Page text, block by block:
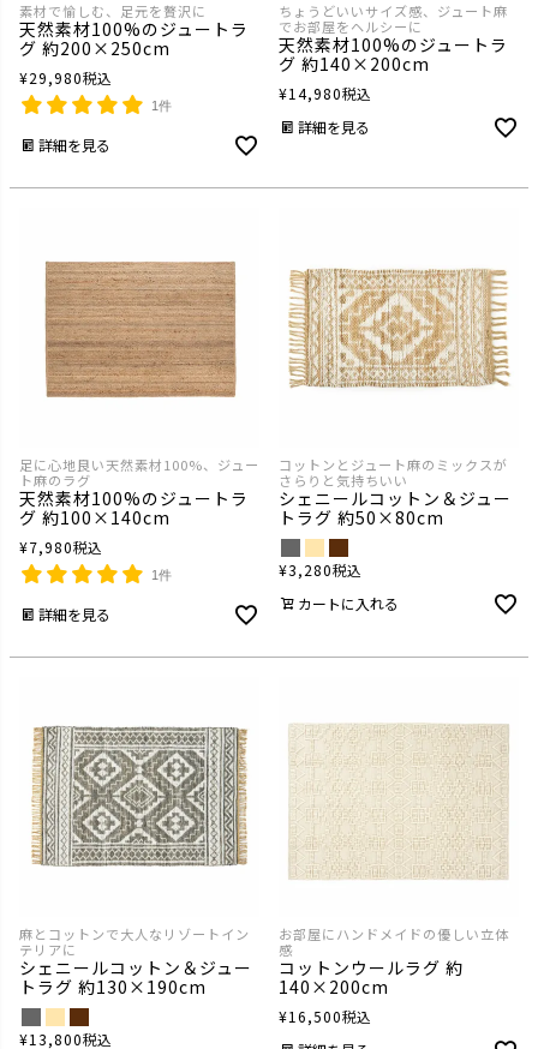
素材で愉しむ、足元を贅沢に
天然素材100%のジュートラ
グ 約200×250cm
¥29,980税込
1件
詳細を見る
ちょうどいいサイズ感、ジュート麻
でお部屋をヘルシーに
天然素材100%のジュートラ
グ 約140×200cm
¥14,980税込
詳細を見る
足に心地良い天然素材100%、ジュー
ト麻のラグ
天然素材100%のジュートラ
グ 約100×140cm
¥7,980税込
1件
詳細を見る
コットンとジュート麻のミックスが
さらりと気持ちいい
シェニールコットン＆ジュー
トラグ 約50×80cm
¥3,280税込
カートに入れる
麻とコットンで大人なリゾートイン
テリアに
シェニールコットン＆ジュー
トラグ 約130×190cm
¥13,800税込
お部屋にハンドメイドの優しい立体
感
コットンウールラグ 約
140×200cm
¥16,500税込